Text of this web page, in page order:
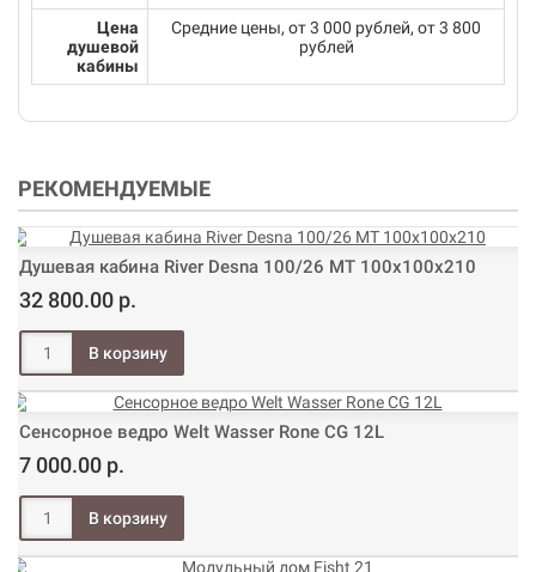
Цена
душевой
кабины
Средние цены, от 3 000 рублей, от 3 800
рублей
РЕКОМЕНДУЕМЫЕ
Душевая кабина River Desna 100/26 МТ 100х100х210
32 800.00 р.
Сенсорное ведро Welt Wasser Rone CG 12L
7 000.00 р.